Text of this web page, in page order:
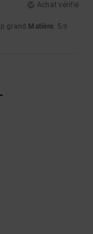
Achat vérifié
grand Matière: 5/5